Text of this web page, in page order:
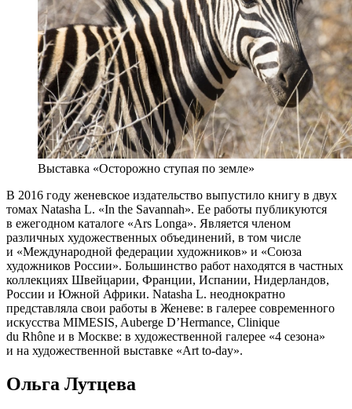
Выставка «Осторожно ступая по земле»
В 2016 году женевское издательство выпустило книгу в двух
томах Natasha L. «In the Savannah». Ее работы публикуются
в ежегодном каталоге «Ars Longa». Является членом
различных художественных объединений, в том числе
и «Международной федерации художников» и «Союза
художников России». Большинство работ находятся в частных
коллекциях Швейцарии, Франции, Испании, Нидерландов,
России и Южной Африки. Natasha L. неоднократно
представляла свои работы в Женеве: в галерее современного
искусства MIMESIS, Auberge D’Hermance, Clinique
du Rhône и в Москве: в художественной галерее «4 сезона»
и на художественной выставке «Art to-day».
Ольга Лутцева